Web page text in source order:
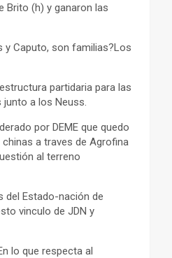
Brito (h) y ganaron las
y Caputo, son familias?Los
partidaria para las
junto a los Neuss.
por DEME que quedo
a traves de Agrofina
al terreno
del Estado-nación de
vinculo de JDN y
lo que respecta al